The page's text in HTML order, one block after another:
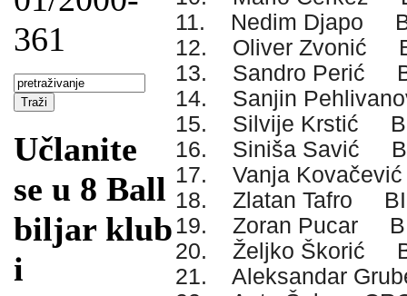
361
Učlanite
se u 8 Ball
biljar klub
i
11. Nedim Djapo
12. Oliver Zvonić
13. Sandro Perić
14. Sanjin
15. Silvije Krstić
16. Siniša Savić
17. Vanja
18. Zlatan Tafro
19. Zoran Pucar
20. Željko Škorić
21. Aleksandar